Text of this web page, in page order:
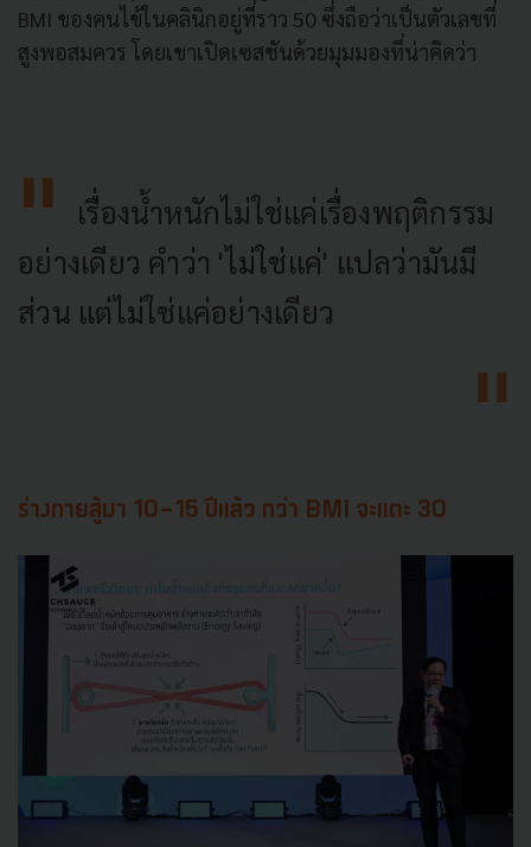
BMI ของคนไข้ในคลินิกอยู่ที่ราว 50 ซึ่งถือว่าเป็นตัวเลขที่
สูงพอสมควร โดยเขาเปิดเซสชันด้วยมุมมองที่น่าคิดว่า
เรื่องน้ำหนักไม่ใช่แค่เรื่องพฤติกรรม
อย่างเดียว คำว่า 'ไม่ใช่แค่' แปลว่ามันมี
ส่วน แต่ไม่ใช่แค่อย่างเดียว
ร่างกายสู้มา 10-15 ปีแล้ว กว่า BMI จะแตะ 30